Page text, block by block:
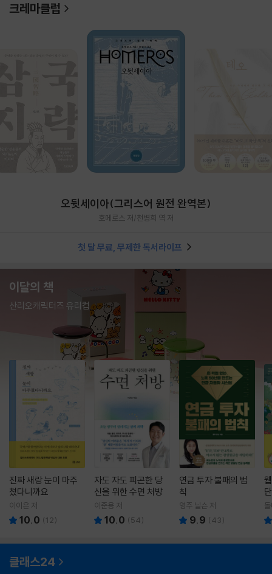
크레마클럽
오뒷세이아(그리스어 원전 완역본)
호메로스 저/천병희 역 저
첫 달 무료, 무제한 독서라이프
이달의 책
산리오캐릭터즈 유리컵
진짜 새랑 눈이 마주
쳤다니까요
이이은 저
10.0 (12)
자도 자도 피곤한 당
신을 위한 수면 처방
이준용 저
10.0 (54)
연금 투자 불패의 법
칙
영주 닐슨 저
9.9 (43)
클래스24